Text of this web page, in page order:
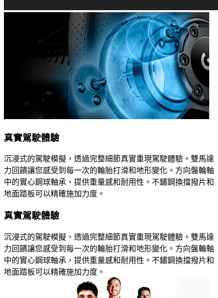
真實駕駛體驗
沉浸式的駕駛模擬，透過完整細節真實重現駕駛體驗。雙馬達
力回饋讓您感受到每一次的輪胎打滑和地形變化。方向盤輪軸
中的實心鋼球軸承，提供重量感和耐用性。不鏽鋼換擋撥片和
地面踏板可以精確施加力度。
真實駕駛體驗
沉浸式的駕駛模擬，透過完整細節真實重現駕駛體驗。雙馬達
力回饋讓您感受到每一次的輪胎打滑和地形變化。方向盤輪軸
中的實心鋼球軸承，提供重量感和耐用性。不鏽鋼換擋撥片和
地面踏板可以精確施加力度。